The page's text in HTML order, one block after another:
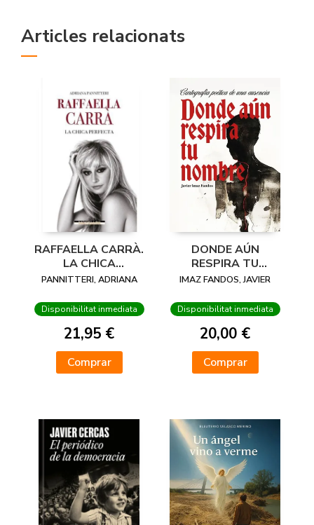
Articles relacionats
RAFFAELLA CARRÀ.
LA CHICA
PERFECTA
PANNITTERI, ADRIANA
Disponibilitat inmediata
21,95 €
Comprar
DONDE AÚN
RESPIRA TU
NOMBRE
IMAZ FANDOS, JAVIER
Disponibilitat inmediata
20,00 €
Comprar